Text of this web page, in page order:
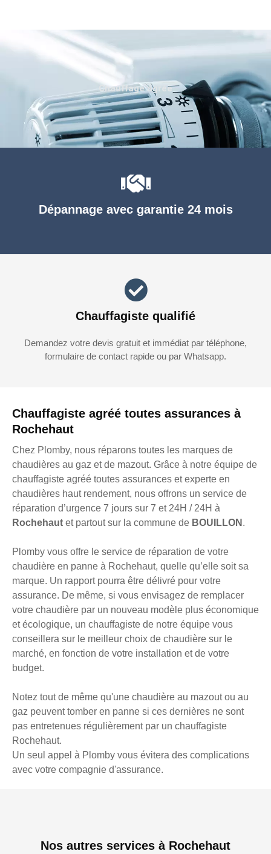
Chauffagiste agréé toutes assurances à
Rochehaut
Chez Plomby, nous réparons toutes les marques de
chaudières au gaz et de mazout. Grâce à notre équipe de
chauffagiste agréé toutes assurances et experte en
chaudières haut rendement, nous offrons un service de
réparation d’urgence 7 jours sur 7 et 24H / 24H à
Rochehaut et partout sur la commune de BOUILLON .
Plomby vous offre le service de réparation de votre
chaudière en panne à Rochehaut, quelle qu’elle soit sa
marque. Un rapport pourra être délivré pour votre
assurance. De même, si vous envisagez de remplacer
votre chaudière par un nouveau modèle plus économique
et écologique, un chauffagiste de notre équipe vous
conseillera sur le meilleur choix de chaudière sur le
marché, en fonction de votre installation et de votre
budget.
Notez tout de même qu'une chaudière au mazout ou au
gaz peuvent tomber en panne si ces dernières ne sont
pas entretenues régulièrement par un chauffagiste
Rochehaut.
Un seul appel à Plomby vous évitera des complications
avec votre compagnie d'assurance.
Dépannage avec garantie 24 mois
Chauffagiste qualifié
Demandez votre devis gratuit et immédiat par téléphone,
formulaire de contact rapide ou par Whatsapp.
Chauffage agréé
Nos autres services à Rochehaut